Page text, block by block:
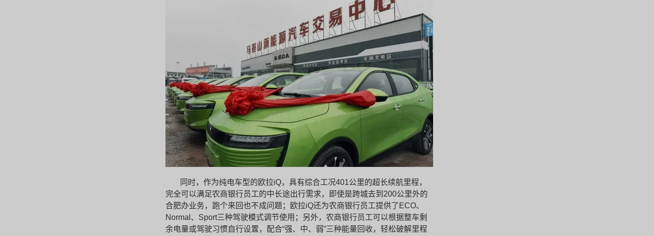
同时，作为纯电车型的欧拉iQ，具有综合工况401公里的超长续航里程，
完全可以满足农商银行员工的中长途出行需求，即使是跨城去到200公里外的
合肥办业务，跑个来回也不成问题；欧拉iQ还为农商银行员工提供了ECO、
Normal、Sport三种驾驶模式调节使用；另外，农商银行员工可以根据整车剩
余电量或驾驶习惯自行设置，配合“强、中、弱”三种能量回收，轻松破解里程